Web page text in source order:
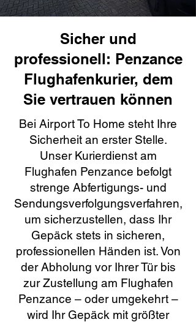
Sicher und
professionell: Penzance
Flughafenkurier, dem
Sie vertrauen können
Bei Airport To Home steht Ihre
Sicherheit an erster Stelle.
Unser Kurierdienst am
Flughafen Penzance befolgt
strenge Abfertigungs- und
Sendungsverfolgungsverfahren,
um sicherzustellen, dass Ihr
Gepäck stets in sicheren,
professionellen Händen ist. Von
der Abholung vor Ihrer Tür bis
zur Zustellung am Flughafen
Penzance – oder umgekehrt –
wird Ihr Gepäck mit größter